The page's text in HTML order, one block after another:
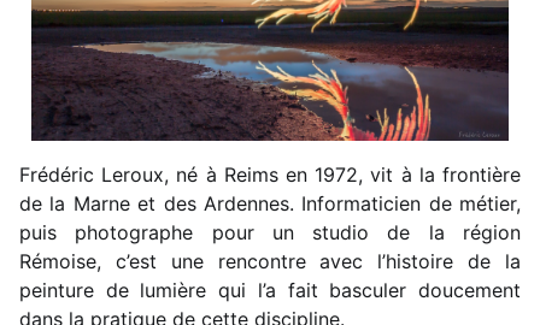
Frédéric Leroux, né à Reims en 1972, vit à la frontière
de la Marne et des Ardennes. Informaticien de métier,
puis photographe pour un studio de la région
Rémoise, c’est une rencontre avec l’histoire de la
peinture de lumière qui l’a fait basculer doucement
dans la pratique de cette discipline.